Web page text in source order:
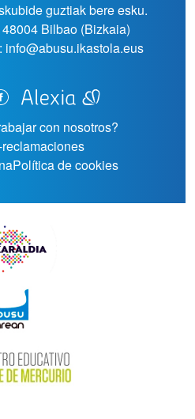
guztiak bere esku.
Bilbao (Bizkaia)
info@abusu.ikastola.eus
con nosotros?
Política de cookies